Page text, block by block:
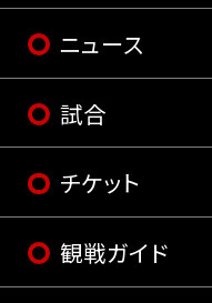
ニュース
試合
チケット
観戦ガイド